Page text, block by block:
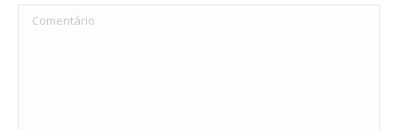
Comentário